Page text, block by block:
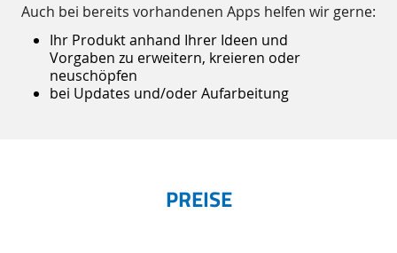
Auch bei bereits vorhandenen Apps helfen wir gerne:
Ihr Produkt anhand Ihrer Ideen und
Vorgaben zu erweitern, kreieren oder
neuschöpfen
bei Updates und/oder Aufarbeitung
PREISE